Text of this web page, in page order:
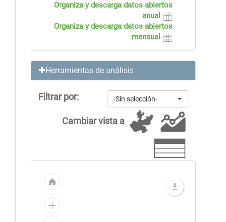
Organiza y descarga datos abiertos
anual
Organiza y descarga datos abiertos
mensual
Herramientas de análisis
Filtrar por: -Sin selección-
Cambiar vista a